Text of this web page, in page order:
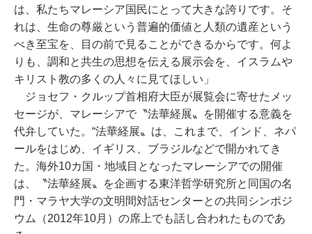
は、私たちマレーシア国民にとって大きな誇りです。そ
れは、生命の尊厳という普遍的価値と人類の遺産という
べき至宝を、目の前で見ることができるからです。何よ
りも、調和と共生の思想を伝える展示会を、イスラムや
キリスト教の多くの人々に見てほしい」
ジョセフ・クルップ首相府大臣が展覧会に寄せたメッ
セージが、マレーシアで〝法華経展〟を開催する意義を
代弁していた。“法華経展〟は、これまで、インド、ネパ
ールをはじめ、イギリス、ブラジルなどで開かれてき
た。海外10カ国・地域目となったマレーシアでの開催
は、〝法華経展〟を企画する東洋哲学研究所と同国の名
門・マラヤ大学の文明間対話センターとの共同シンポジ
ウム（2012年10月）の席上でも話し合われたものであ